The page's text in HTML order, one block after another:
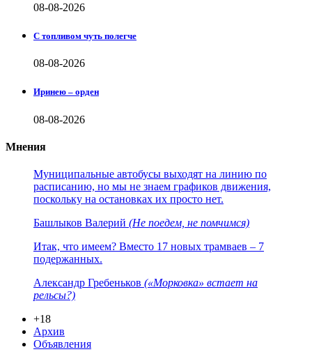
08-08-2026
С топливом чуть полегче
08-08-2026
Иринею – орден
08-08-2026
Мнения
Муниципальные автобусы выходят на линию по
расписанию, но мы не знаем графиков движения,
поскольку на остановках их просто нет.
Башлыков Валерий (Не поедем, не помчимся)
Итак, что имеем? Вместо 17 новых трамваев – 7
подержанных.
Александр Гребеньков («Морковка» встает на
рельсы?)
+18
Архив
Объявления